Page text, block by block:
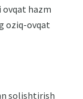
ovqat hazm
oziq-ovqat
solishtirish